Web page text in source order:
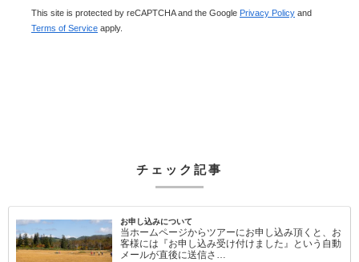
This site is protected by reCAPTCHA and the Google Privacy Policy and
Terms of Service apply.
チェック記事
お申し込みについて
当ホームページからツアーにお申し込み頂くと、お
客様には『お申し込み受け付けました』という自動
メールが直後に送信さ…